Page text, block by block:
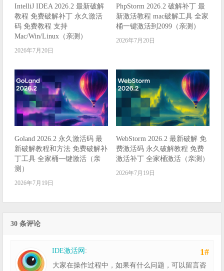
IntelliJ IDEA 2026.2 最新破解
教程 免费破解补丁 永久激活
码 免费教程 支持
Mac/Win/Linux（亲测）
2026年7月20日
PhpStorm 2026.2 破解补丁 最
新激活教程 mac破解工具 全家
桶一键激活到2099（亲测）
2026年7月20日
Goland 2026.2 永久激活码 最
新破解教程和方法 免费破解补
丁工具 全家桶一键激活（亲
测）
2026年7月19日
WebStorm 2026.2 最新破解 免
费激活码 永久破解教程 免费
激活补丁 全家桶激活（亲测）
2026年7月19日
30 条评论
1#
IDE激活网 :
大家在操作过程中，如果有什么问题，可以留言咨